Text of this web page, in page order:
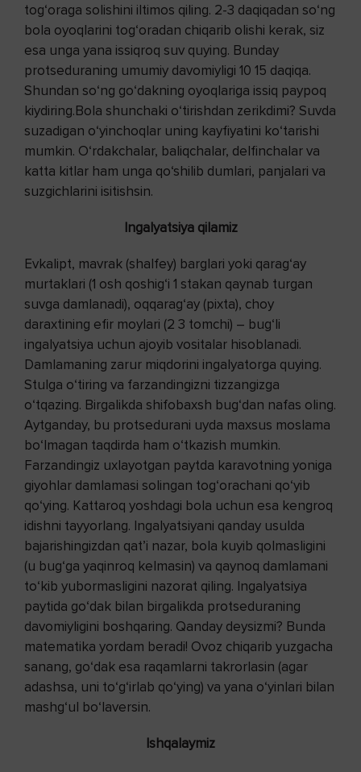
tog‘oraga solishini iltimos qiling. 2-3 daqiqadan so‘ng
bola oyoqlarini tog‘oradan chiqarib olishi kerak, siz
esa unga yana issiqroq suv quying. Bunday
protseduraning umumiy davomiyligi 10 15 daqiqa.
Shundan so‘ng go‘dakning oyoqlariga issiq paypoq
kiydiring.Bola shunchaki o‘tirishdan zerikdimi? Suvda
suzadigan o‘yinchoqlar uning kayfiyatini ko‘tarishi
mumkin. O‘rdakchalar, baliqchalar, delfinchalar va
katta kitlar ham unga qo‘shilib dumlari, panjalari va
suzgichlarini isitishsin.
Ingalyatsiya qilamiz
Evkalipt, mavrak (shalfey) barglari yoki qarag‘ay
murtaklari (1 osh qoshig‘i 1 stakan qaynab turgan
suvga damlanadi), oqqarag‘ay (pixta), choy
daraxtining efir moylari (2 3 tomchi) – bug‘li
ingalyatsiya uchun ajoyib vositalar hisoblanadi.
Damlamaning zarur miqdorini ingalyatorga quying.
Stulga o‘tiring va farzandingizni tizzangizga
o‘tqazing. Birgalikda shifobaxsh bug‘dan nafas oling.
Aytganday, bu protsedurani uyda maxsus moslama
bo‘lmagan taqdirda ham o‘tkazish mumkin.
Farzandingiz uxlayotgan paytda karavotning yoniga
giyohlar damlamasi solingan tog‘orachani qo‘yib
qo‘ying. Kattaroq yoshdagi bola uchun esa kengroq
idishni tayyorlang. Ingalyatsiyani qanday usulda
bajarishingizdan qat’i nazar, bola kuyib qolmasligini
(u bug‘ga yaqinroq kelmasin) va qaynoq damlamani
to‘kib yubormasligini nazorat qiling. Ingalyatsiya
paytida go‘dak bilan birgalikda protseduraning
davomiyligini boshqaring. Qanday deysizmi? Bunda
matematika yordam beradi! Ovoz chiqarib yuzgacha
sanang, go‘dak esa raqamlarni takrorlasin (agar
adashsa, uni to‘g‘irlab qo‘ying) va yana o‘yinlari bilan
mashg‘ul bo‘laversin.
Ishqalaymiz